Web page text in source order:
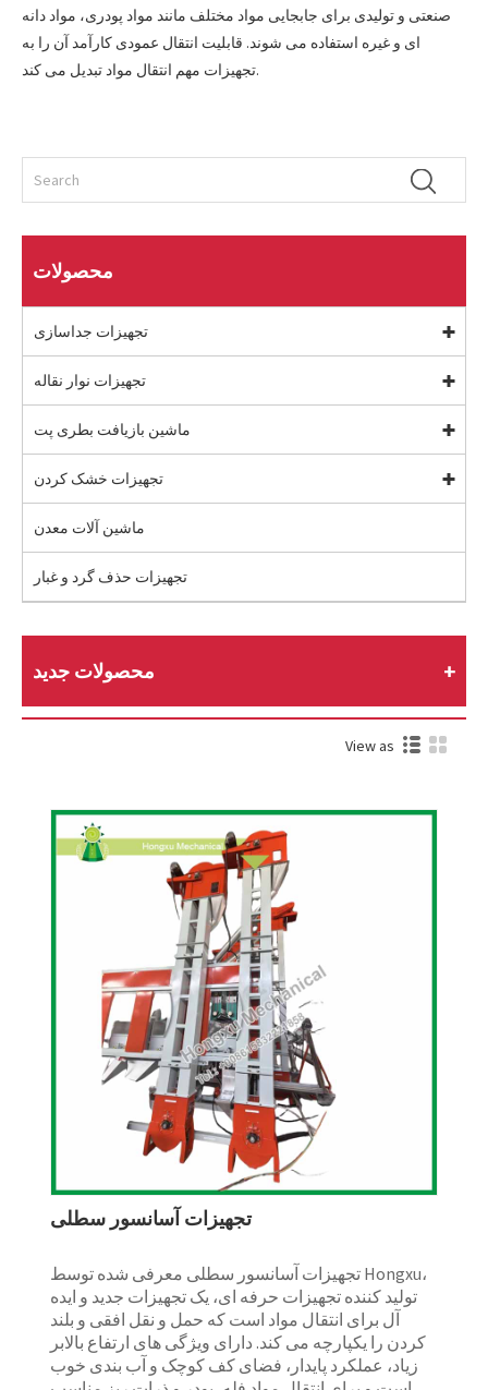
صنعتی و تولیدی برای جابجایی مواد مختلف مانند مواد پودری، مواد دانه
ای و غیره استفاده می شوند. قابلیت انتقال عمودی کارآمد آن را به
تجهیزات مهم انتقال مواد تبدیل می کند.
محصولات
تجهیزات جداسازی
تجهیزات نوار نقاله
ماشین بازیافت بطری پت
تجهیزات خشک کردن
ماشین آلات معدن
تجهیزات حذف گرد و غبار
محصولات جدید
View as
تجهیزات آسانسور سطلی
تجهیزات آسانسور سطلی معرفی شده توسط Hongxu،
تولید کننده تجهیزات حرفه ای، یک تجهیزات جدید و ایده
آل برای انتقال مواد است که حمل و نقل افقی و بلند
کردن را یکپارچه می کند. دارای ویژگی های ارتفاع بالابر
زیاد، عملکرد پایدار، فضای کف کوچک و آب بندی خوب